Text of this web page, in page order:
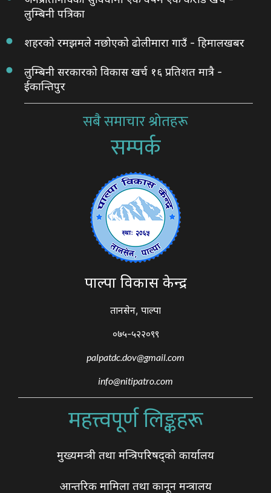
लुम्बिनी पत्रिका
शहरको रमझमले नछोएको ढोलीमारा गाउँ - हिमालखबर
लुम्बिनी सरकारको विकास खर्च १६ प्रतिशत मात्रै -
ईकान्तिपुर
सबै समाचार श्रोतहरू
सम्पर्क
पाल्पा विकास केन्द्र
तानसेन, पाल्पा
०७५-५२२०९९
palpatdc.dov@gmail.com
info@nitipatro.com
महत्त्वपूर्ण लिङ्कहरू
मुख्यमन्त्री तथा मन्त्रिपरिषद्को कार्यालय
आन्तरिक मामिला तथा कानून मन्त्रालय